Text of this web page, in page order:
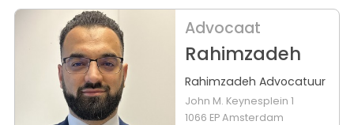
Advocaat
Rahimzadeh
Rahimzadeh Advocatuur
John M. Keynesplein 1
1066 EP Amsterdam